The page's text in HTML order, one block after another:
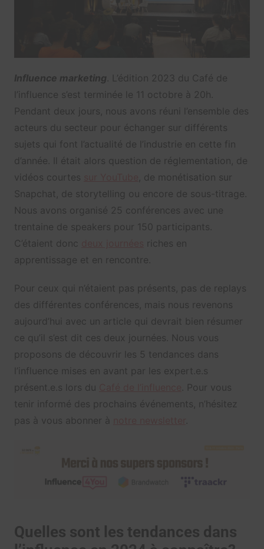
Influence marketing . L’édition 2023 du Café de
l’influence s’est terminée le 11 octobre à 20h.
Pendant deux jours, nous avons réuni l’ensemble des
acteurs du secteur pour échanger sur différents
sujets qui font l’actualité de l’industrie en cette fin
d’année. Il était alors question de réglementation, de
vidéos courtes
, de monétisation sur
Snapchat, de storytelling ou encore de sous-titrage.
Nous avons organisé 25 conférences avec une
trentaine de speakers pour 150 participants.
C’étaient donc
riches en
apprentissage et en rencontre.
Pour ceux qui n’étaient pas présents, pas de replays
des différentes conférences, mais nous revenons
aujourd’hui avec un article qui devrait bien résumer
ce qu’il s’est dit ces deux journées. Nous vous
proposons de découvrir les 5 tendances dans
l’influence mises en avant par les expert.e.s
présent.e.s lors du
. Pour vous
tenir informé des prochains événements, n’hésitez
pas à vous abonner à
Quelles sont les tendances dans